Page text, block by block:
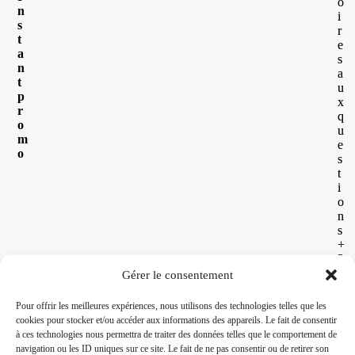
Gérer le consentement
Pour offrir les meilleures expériences, nous utilisons des technologies telles que les
cookies pour stocker et/ou accéder aux informations des appareils. Le fait de consentir
à ces technologies nous permettra de traiter des données telles que le comportement de
navigation ou les ID uniques sur ce site. Le fait de ne pas consentir ou de retirer son
n
s
t
a
n
t
p
r
o
m
o
i
r
e
s
a
u
x
q
u
e
s
t
i
o
n
s
+
2